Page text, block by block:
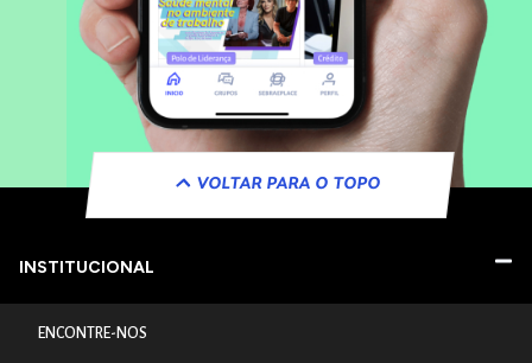
VOLTAR PARA O TOPO
INSTITUCIONAL
ENCONTRE-NOS